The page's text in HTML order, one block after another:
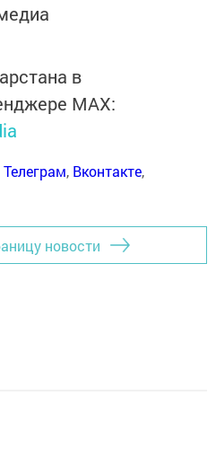
в
MАХ:
Телеграм, Вконтакте,
новости